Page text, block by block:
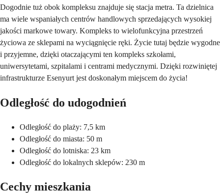
Dogodnie tuż obok kompleksu znajduje się stacja metra. Ta dzielnica
ma wiele wspaniałych centrów handlowych sprzedających wysokiej
jakości markowe towary. Kompleks to wielofunkcyjna przestrzeń
życiowa ze sklepami na wyciągnięcie ręki. Życie tutaj będzie wygodne
i przyjemne, dzięki otaczającymi ten kompleks szkołami,
uniwersytetami, szpitalami i centrami medycznymi. Dzięki rozwiniętej
infrastrukturze Esenyurt jest doskonałym miejscem do życia!
Odległość do udogodnień
Odległość do plaży: 7,5 km
Odległość do miasta: 50 m
Odległość do lotniska: 23 km
Odległość do lokalnych sklepów: 230 m
Cechy mieszkania